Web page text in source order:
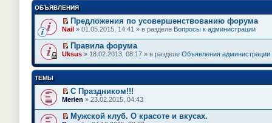
ОБЪЯВЛЕНИЯ
П
р
е
й
т
и
п
е
р
о
м
Предложения по усовершенствованию форума
Nail » 01.05.2015, 14:41 » в разделе Вопросы к администрации
П
р
т
и
к
п
е
Правила форума
Uksus » 18.02.2013, 08:17 » в разделе Объявления администрации
ТЕМЫ
П
р
е
С Праздником!!!
Merien » 23.02.2015, 04:43
Мужской клуб. О красоте и вкусах.